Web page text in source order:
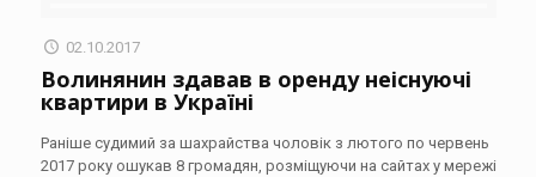
02.10.2017
Волинянин здавав в оренду неіснуючі
квартири в Україні
Раніше судимий за шахрайства чоловік з лютого по червень
2017 року ошукав 8 громадян, розміщуючи на сайтах у мережі